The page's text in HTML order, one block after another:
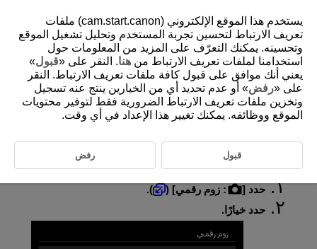
D292-044
زوم رقمي
] ‏ (PAL)، يمكنك التصوير باستخدام وظيفة زوم رقمي بمعدل ١–١٠×
حدد [ : زوم رقمي] (
).
حدد خيارًا.
يستخدم هذا الموقع الإلكتروني (cam.start.canon) ملفات
تعريف الارتباط لتحسين تجربة المستخدم وتحليل تشغيل الموقع
وتحسينه. يمكنك التعرّف على المزيد من المعلومات حول
استخدامنا لملفات تعريف الارتباط من هنا. النقر على «قبول»
يعني أنك موافق على قبول كافة ملفات تعريف الارتباط. النقر
على «رفض» أو عدم تحديد أي من الخيارين ينتج عنه تسجيل
وتخزين ملفات تعريف الارتباط الضرورية فقط لتوفير محتويات
الموقع ووظائفه. يمكنك تغيير هذا الإعداد في أي وقت.
قبول رفض